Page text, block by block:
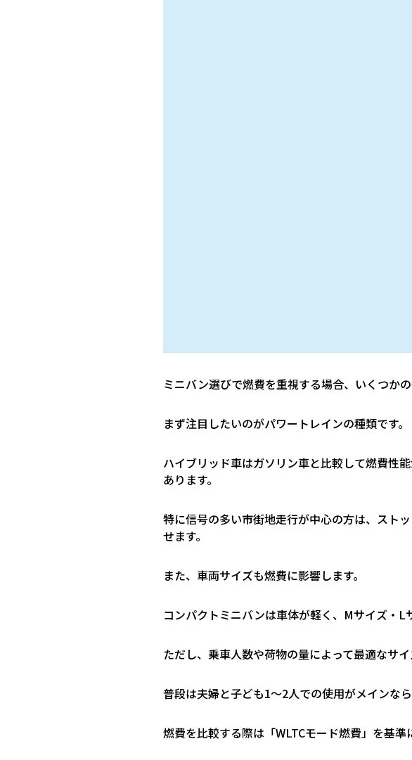
ミニバン選びで燃費を重視する場合、いくつか
まず注目したいのがパワートレインの種類です。
ハイブリッド車はガソリン車と比較して燃費性
あります。
特に信号の多い市街地走行が中心の方は、スト
せます。
また、車両サイズも燃費に影響します。
コンパクトミニバンは車体が軽く、 Mサイズ・ L
ただし、乗車人数や荷物の量によって最適なサ
普段は夫婦と子ども1〜2人での使用がメインな
燃費を比較する際は「WLTCモード燃費」を基準